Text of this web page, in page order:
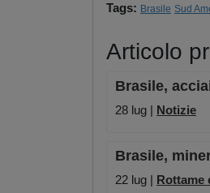
Tags: Brasile Sud
Articolo
Brasile,
28 lug | Notizie
Brasile,
22 lug | Rottame